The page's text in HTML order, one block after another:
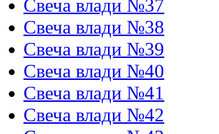
Свеча влади №37
Свеча влади №38
Свеча влади №39
Свеча влади №40
Свеча влади №41
Свеча влади №42